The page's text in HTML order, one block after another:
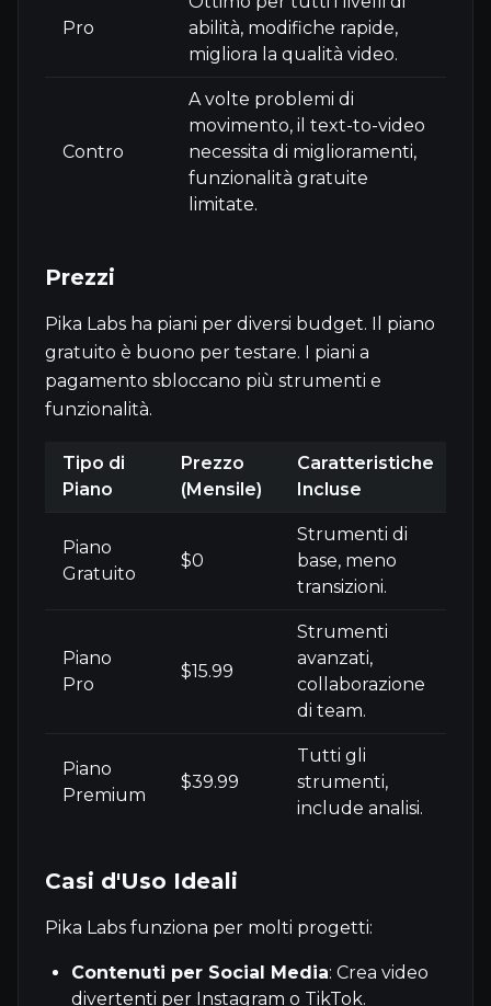
Pro
abilità, modifiche rapide,
migliora la qualità video.
Contro
A volte problemi di
movimento, il text-to-video
necessita di miglioramenti,
funzionalità gratuite
limitate.
Prezzi
Pika Labs ha piani per diversi budget. Il piano
gratuito è buono per testare. I piani a
pagamento sbloccano più strumenti e
funzionalità.
Tipo di
Piano
Prezzo
(Mensile)
Caratteristiche
Incluse
Piano
Gratuito
$0
Strumenti di
base, meno
transizioni.
Piano
Pro
$15.99
Strumenti
avanzati,
collaborazione
di team.
Piano
Premium
$39.99
Tutti gli
strumenti,
include analisi.
Casi d'Uso Ideali
Pika Labs funziona per molti progetti:
Contenuti per Social Media: Crea video
divertenti per Instagram o TikTok.